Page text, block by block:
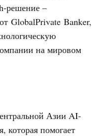
решение –
GlobalPrivate Banker,
на мировом
Азии AI-
которая помогает